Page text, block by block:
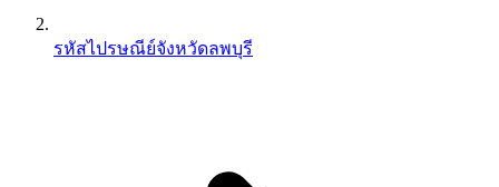
รหัสไปรษณีย์จังหวัดลพบุรี